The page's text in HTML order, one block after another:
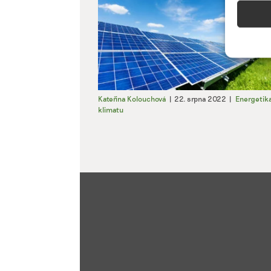
Kateřina Kolouchová | 22. srpna 2022 |
klimatu